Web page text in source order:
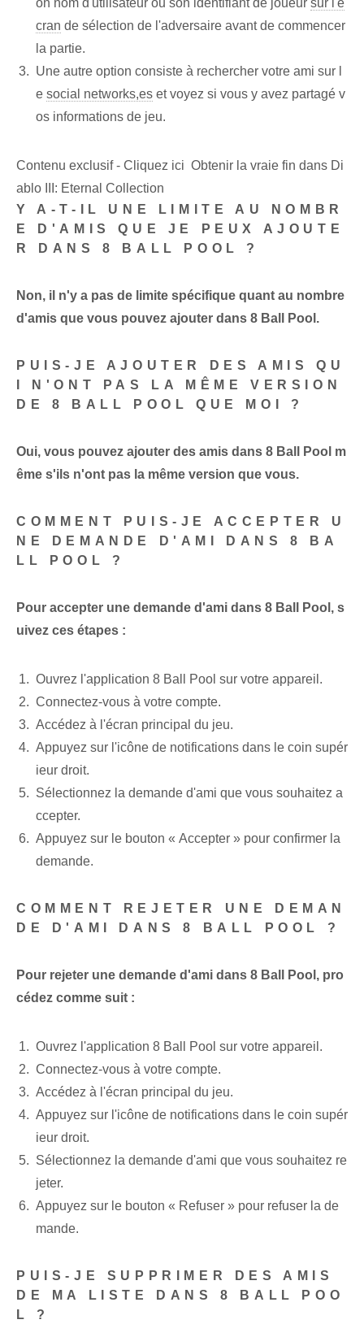
on nom d'utilisateur ou son identifiant de joueur sur l'é
cran de sélection de l'adversaire avant de commencer
la partie.
Une autre option consiste à rechercher votre ami sur l
e social networks,es et voyez si vous y avez partagé v
os informations de jeu.
Contenu exclusif - Cliquez ici Obtenir la vraie fin dans Di
ablo III: Eternal Collection
Y A-T-IL UNE LIMITE AU NOMBR
E D'AMIS QUE JE PEUX AJOUTE
R DANS 8 BALL POOL ?
Non, il n'y a pas de limite spécifique quant au nombre
d'amis que vous pouvez ajouter dans 8 Ball Pool.
PUIS-JE AJOUTER DES AMIS QU
I N'ONT PAS LA MÊME VERSION
DE 8 BALL POOL QUE MOI ?
Oui, vous pouvez ajouter des amis dans 8 Ball Pool m
ême s'ils n'ont pas la même version que vous.
COMMENT PUIS-JE ACCEPTER U
NE DEMANDE D'AMI DANS 8 BA
LL POOL ?
Pour accepter une demande d'ami dans 8 Ball Pool, s
uivez ces étapes :
Ouvrez l'application 8 Ball Pool sur votre appareil.
Connectez-vous à votre compte.
Accédez à l'écran principal du jeu.
Appuyez sur l'icône de notifications dans le coin supér
ieur droit.
Sélectionnez la demande d'ami que vous souhaitez a
ccepter.
Appuyez sur le bouton « Accepter » pour confirmer la
demande.
COMMENT REJETER UNE DEMAN
DE D'AMI DANS 8 BALL POOL ?
Pour rejeter une demande d'ami dans 8 Ball Pool, pro
cédez comme suit :
Ouvrez l'application 8 Ball Pool sur votre appareil.
Connectez-vous à votre compte.
Accédez à l'écran principal du jeu.
Appuyez sur l'icône de notifications dans le coin supér
ieur droit.
Sélectionnez la demande d'ami que vous souhaitez re
jeter.
Appuyez sur le bouton « Refuser » pour refuser la de
mande.
PUIS-JE SUPPRIMER DES AMIS
DE MA LISTE DANS 8 BALL POO
L ?